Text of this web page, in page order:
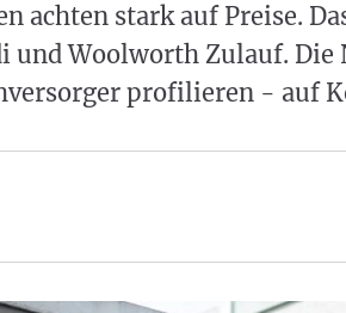
achten stark auf Preise.
und Woolworth Zulauf.
profilieren - auf